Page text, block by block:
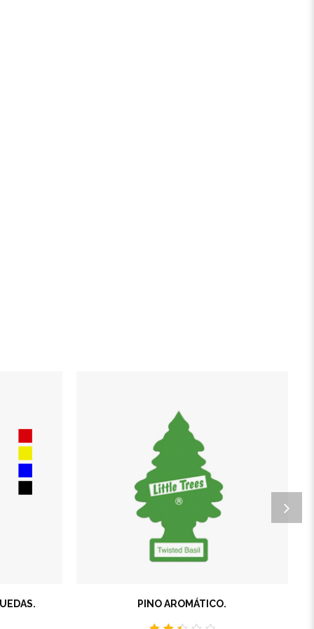
PINO AROMÁTICO.